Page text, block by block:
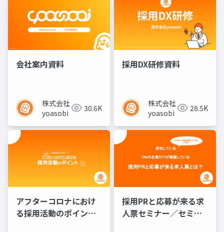
会社案内資料
株式会社
yoasobi
30.6K
採用DX研修資料
株式会社
yoasobi
28.5K
アフターコロナにおけ
る採用活動のポイント
採用PRと応募が来る求
人票セミナー／セミナ